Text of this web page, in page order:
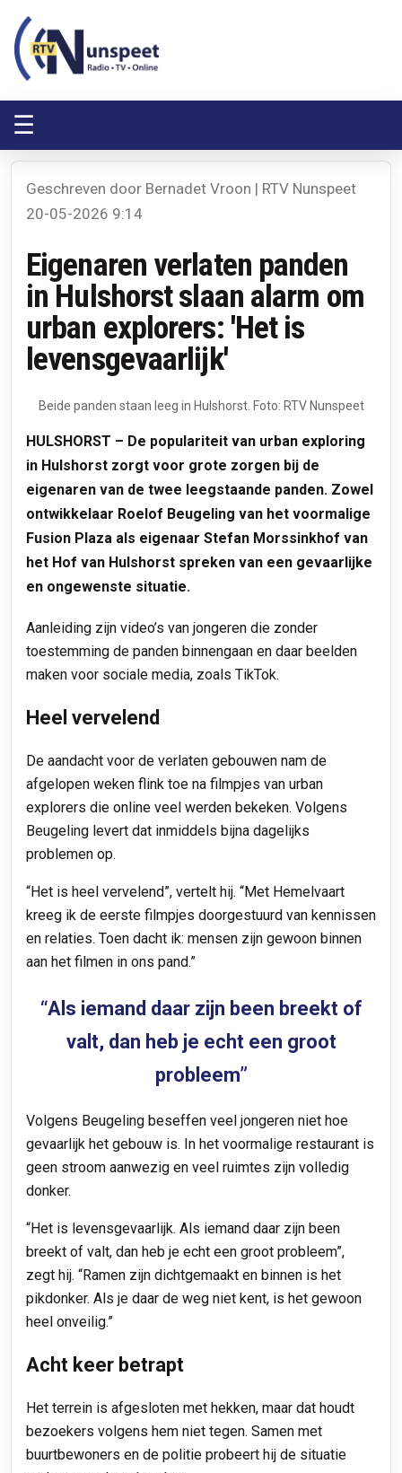
☰
Geschreven door Bernadet Vroon | RTV Nunspeet
20-05-2026 9:14
Eigenaren verlaten panden
in Hulshorst slaan alarm om
urban explorers: 'Het is
levensgevaarlijk'
Beide panden staan leeg in Hulshorst. Foto: RTV Nunspeet
HULSHORST – De populariteit van urban exploring
in Hulshorst zorgt voor grote zorgen bij de
eigenaren van de twee leegstaande panden. Zowel
ontwikkelaar Roelof Beugeling van het voormalige
Fusion Plaza als eigenaar Stefan Morssinkhof van
het Hof van Hulshorst spreken van een gevaarlijke
en ongewenste situatie.
Aanleiding zijn video’s van jongeren die zonder
toestemming de panden binnengaan en daar beelden
maken voor sociale media, zoals TikTok.
Heel vervelend
De aandacht voor de verlaten gebouwen nam de
afgelopen weken flink toe na filmpjes van urban
explorers die online veel werden bekeken. Volgens
Beugeling levert dat inmiddels bijna dagelijks
problemen op.
“Het is heel vervelend”, vertelt hij. “Met Hemelvaart
kreeg ik de eerste filmpjes doorgestuurd van kennissen
en relaties. Toen dacht ik: mensen zijn gewoon binnen
aan het filmen in ons pand.”
“Als iemand daar zijn been breekt of
valt, dan heb je echt een groot
probleem”
Volgens Beugeling beseffen veel jongeren niet hoe
gevaarlijk het gebouw is. In het voormalige restaurant is
geen stroom aanwezig en veel ruimtes zijn volledig
donker.
“Het is levensgevaarlijk. Als iemand daar zijn been
breekt of valt, dan heb je echt een groot probleem”,
zegt hij. “Ramen zijn dichtgemaakt en binnen is het
pikdonker. Als je daar de weg niet kent, is het gewoon
heel onveilig.”
Acht keer betrapt
Het terrein is afgesloten met hekken, maar dat houdt
bezoekers volgens hem niet tegen. Samen met
buurtbewoners en de politie probeert hij de situatie